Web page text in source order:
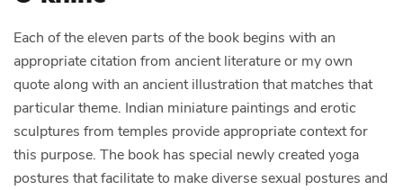
Each of the eleven parts of the book begins with an
appropriate citation from ancient literature or my own
quote along with an ancient illustration that matches that
particular theme. Indian miniature paintings and erotic
sculptures from temples provide appropriate context for
this purpose. The book has special newly created yoga
postures that facilitate to make diverse sexual postures and